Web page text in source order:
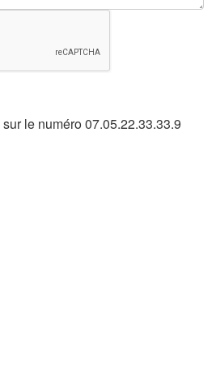
le numéro 07.05.22.33.33.9